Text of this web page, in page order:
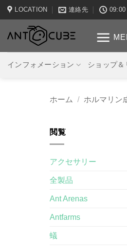
Skip
to
content
LOCATION 連絡先
インフォメーション ショップ＆
ホーム / ホルマリン
閲覧
アクセサリー
全製品
Ant Arenas
Antfarms
蟻